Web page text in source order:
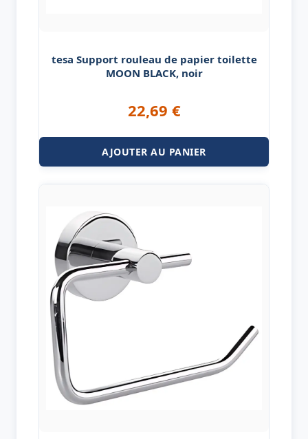
tesa Support rouleau de papier toilette
MOON BLACK, noir
22,69 €
AJOUTER AU PANIER